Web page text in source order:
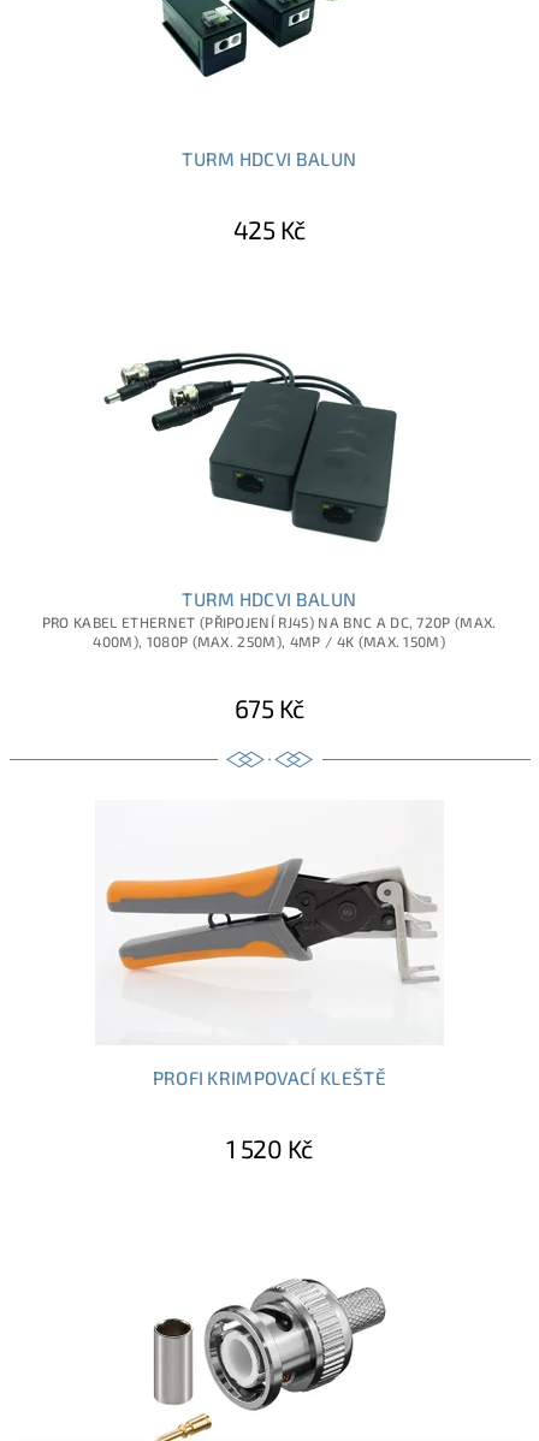
TURM HDCVI BALUN
425 Kč
TURM HDCVI BALUN
PRO KABEL ETHERNET (PŘIPOJENÍ RJ45) NA BNC A DC, 720P (MAX.
400M), 1080P (MAX. 250M), 4MP / 4K (MAX. 150M)
675 Kč
PROFI KRIMPOVACÍ KLEŠTĚ
1 520 Kč